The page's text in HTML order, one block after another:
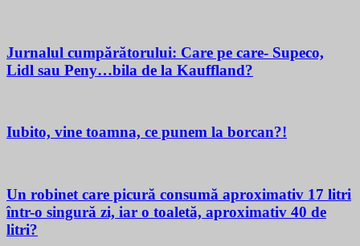
Jurnalul cumpărătorului: Care pe care- Supeco,
Lidl sau Peny…bila de la Kauffland?
Iubito, vine toamna, ce punem la borcan?!
Un robinet care picură consumă aproximativ 17 litri
într-o singură zi, iar o toaletă, aproximativ 40 de
litri?